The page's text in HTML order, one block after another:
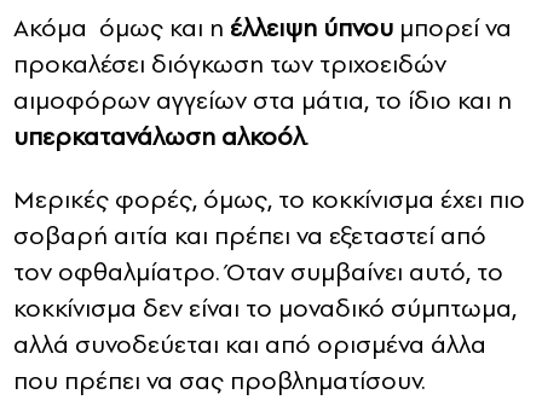
Ακόμα όμως και η έλλειψη ύπνου μπορεί να
προκαλέσει διόγκωση των τριχοειδών
αιμοφόρων αγγείων στα μάτια, το ίδιο και η
υπερκατανάλωση αλκοόλ.
Μερικές φορές, όμως, το κοκκίνισμα έχει πιο
σοβαρή αιτία και πρέπει να εξεταστεί από
τον οφθαλμίατρο. Όταν συμβαίνει αυτό, το
κοκκίνισμα δεν είναι το μοναδικό σύμπτωμα,
αλλά συνοδεύεται και από ορισμένα άλλα
που πρέπει να σας προβληματίσουν.